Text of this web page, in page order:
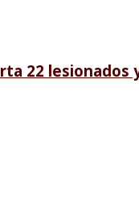
22 lesionados